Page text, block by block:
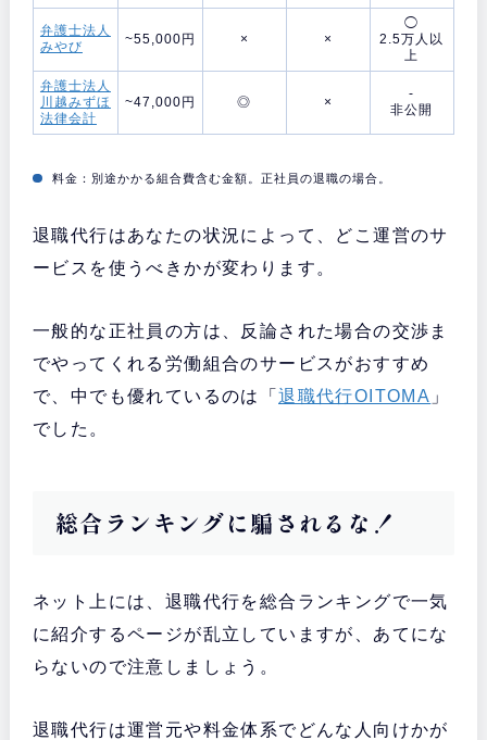
弁護士法人
みやび
~55,000円 × ×
◯
2.5万人以
上
弁護士法人
川越みずほ
法律会計
~47,000円 ◎ ×
-
非公開
料金：別途かかる組合費含む金額。正社員の退職の場合。
退職代行はあなたの状況によって、どこ運営のサ
ービスを使うべきかが変わります。
一般的な正社員の方は、反論された場合の交渉ま
でやってくれる労働組合のサービスがおすすめ
で、中でも優れているのは「退職代行OITOMA 」
でした。
総合ランキングに騙されるな！
ネット上には、退職代行を総合ランキングで一気
に紹介するページが乱立していますが、あてにな
らないので注意しましょう。
退職代行は運営元や料金体系でどんな人向けかが